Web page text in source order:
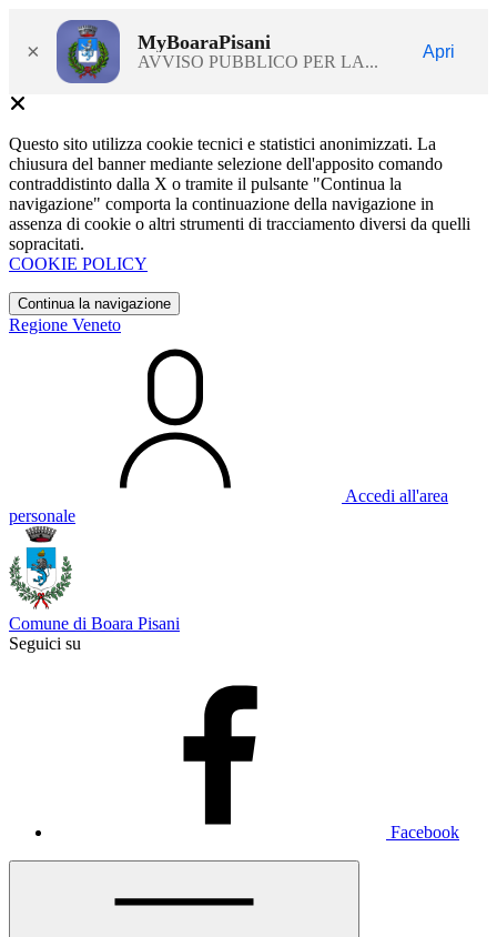
× MyBoaraPisani
AVVISO PUBBLICO PER LA...
Apri
Questo sito utilizza cookie tecnici e statistici anonimizzati. La
chiusura del banner mediante selezione dell'apposito comando
contraddistinto dalla X o tramite il pulsante "Continua la
navigazione" comporta la continuazione della navigazione in
assenza di cookie o altri strumenti di tracciamento diversi da quelli
sopracitati.
COOKIE POLICY
Continua la navigazione
Regione Veneto
Accedi all'area
personale
Comune di Boara Pisani
Seguici su
Facebook